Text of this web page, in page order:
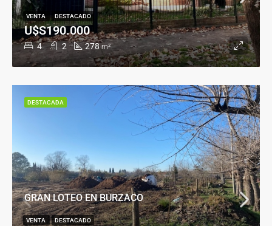
4 2 278 m²
U$S190.000
VENTA DESTACADO
GRAN LOTEO EN BURZACO
VENTA DESTACADO
DESTACADA